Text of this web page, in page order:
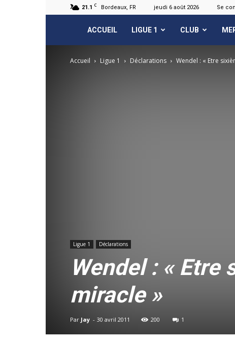
21.1 C Bordeaux, FR jeudi 6 août 2026 Se
FCGB.net
ACCUEIL LIGUE 1 CLUB
Accueil Ligue 1 Déclarations Wendel : « Etre
Ligue 1 Déclarations
Wendel : « Etre
miracle »
Par Jay - 30 avril 2011 200 1